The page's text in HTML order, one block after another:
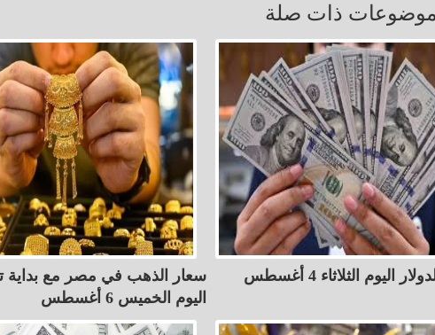
موضوعات ذات صلة
أسعار الدولار اليوم الثلاثاء 4 أغسطس
سعار الذهب في مصر مع بداية
اليوم الخميس 6 أغسطس